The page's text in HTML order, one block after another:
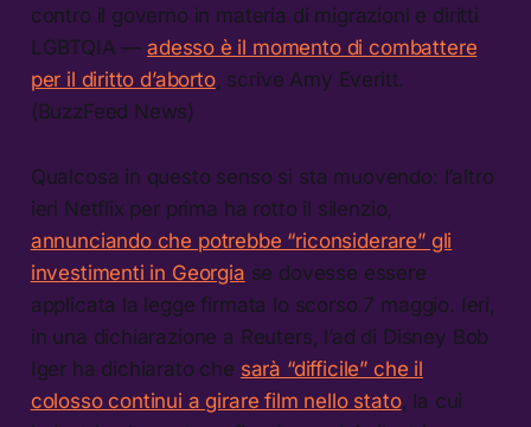
contro il governo in materia di migrazioni e diritti
LGBTQIA —adesso è il momento di combattere
per il diritto d’aborto, scrive Amy Everitt.
(BuzzFeed News)
Qualcosa in questo senso si sta muovendo: l’altro
ieri Netflix per prima ha rotto il silenzio,
annunciando che potrebbe “riconsiderare” gli
investimenti in Georgia se dovesse essere
applicata la legge firmata lo scorso 7 maggio. Ieri,
in una dichiarazione a Reuters, l’ad di Disney Bob
Iger ha dichiarato che sarà “difficile” che il
colosso continui a girare film nello stato, la cui